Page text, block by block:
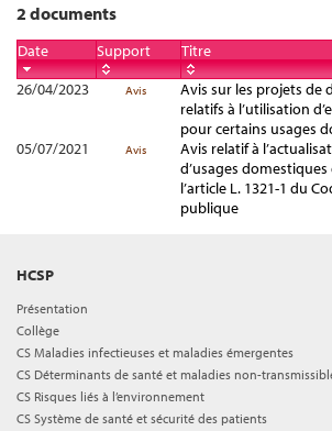
2 documents
Date Support
Titre
26/04/2023
Avis
Avis sur les projets de
relatifs à l’utilisation
pour certains usages
05/07/2021
Avis
Avis relatif à
d’usages domestiques
l’article L. 1321-1 du
publique
HCSP
Présentation
Collège
CS Maladies infectieuses et maladies émergentes
CS Déterminants de santé et maladies non-
CS Risques liés à l’environnement
CS Système de santé et sécurité des patients